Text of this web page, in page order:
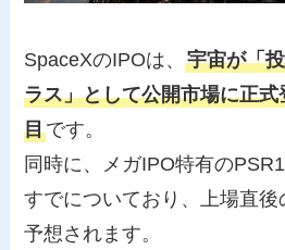
SpaceXのIPOは、宇宙が「
ラス」として公開市場に正
目です。
同時に、メガIPO特有の
すでについており、上場直
予想されます。